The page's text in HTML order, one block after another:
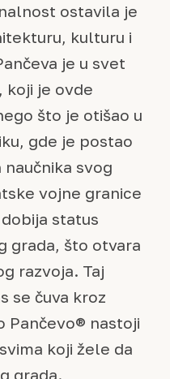
ostavila je
kulturu i
je u svet
, koji je ovde
što je otišao u
gde je postao
naučnika svog
vojne granice
status
grada, što otvara
razvoja. Taj
se čuva kroz
Pančevo® nastoji
koji žele da
grada.